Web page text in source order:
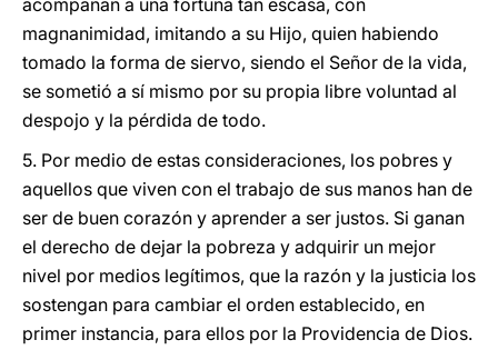
acompañan a una fortuna tan escasa, con
magnanimidad, imitando a su Hijo, quien habiendo
tomado la forma de siervo, siendo el Señor de la vida,
se sometió a sí mismo por su propia libre voluntad al
despojo y la pérdida de todo.
5. Por medio de estas consideraciones, los pobres y
aquellos que viven con el trabajo de sus manos han de
ser de buen corazón y aprender a ser justos. Si ganan
el derecho de dejar la pobreza y adquirir un mejor
nivel por medios legítimos, que la razón y la justicia los
sostengan para cambiar el orden establecido, en
primer instancia, para ellos por la Providencia de Dios.